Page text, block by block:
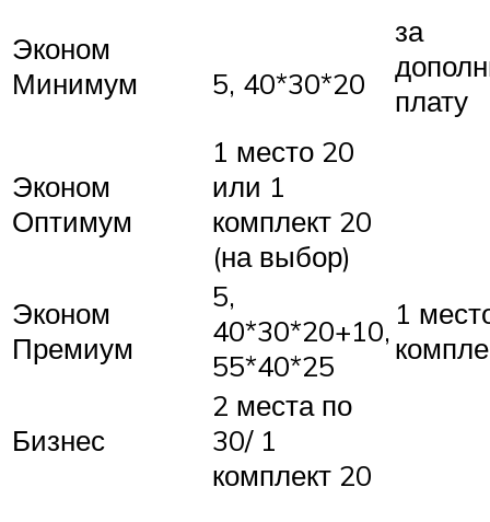
Эконом
Минимум
5, 40*30*20
за
плату
Эконом
Оптимум
1 место 20
или 1
комплект 20
(на выбор)
Эконом
Премиум
5,
40*30*20+10,
55*40*25
1
Бизнес
2 места по
30/ 1
комплект 20